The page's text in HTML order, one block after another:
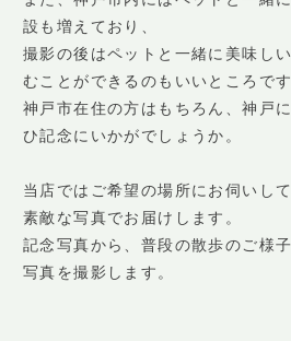
設も増えており、
撮影の後はペットと一緒に美味し
むことができるのもいいところです
神戸市在住の方はもちろん、神戸
ひ記念にいかがでしょうか。
当店ではご希望の場所にお伺いし
素敵な写真でお届けします。
記念写真から、普段の散歩のご様
写真を撮影します。